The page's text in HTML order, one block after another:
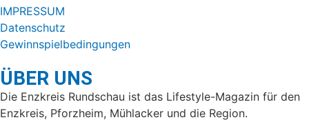
IMPRESSUM
Datenschutz
Gewinnspielbedingungen
ÜBER UNS
Die Enzkreis Rundschau ist das Lifestyle-Magazin für den
Enzkreis, Pforzheim, Mühlacker und die Region.